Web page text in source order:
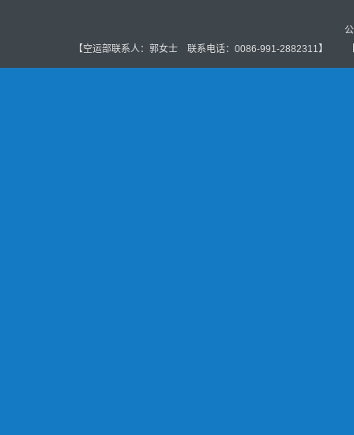
【空运部联系人：郭女士 联系电话：0086-991-2882311】